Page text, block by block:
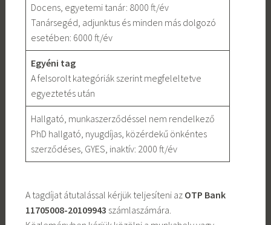
Docens, egyetemi tanár: 8000 ft/év
Tanársegéd, adjunktus és minden más dolgozó
esetében: 6000 ft/év
Egyéni tag
A felsorolt kategóriák szerint megfeleltetve
egyeztetés után
Hallgató, munkaszerződéssel nem rendelkező
PhD hallgató, nyugdíjas, közérdekű önkéntes
szerződéses, GYES, inaktív: 2000 ft/év
A tagdíjat átutalással kérjük teljesíteni az OTP Bank
11705008-20109943 számlaszámára.